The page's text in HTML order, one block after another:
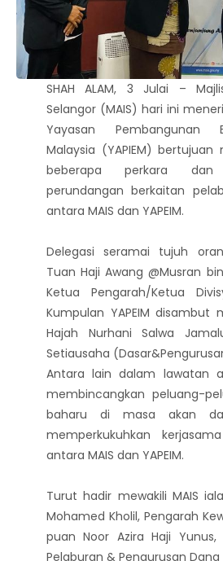
SHAH ALAM, 3 Julai –
Selangor (MAIS) hari ini
Yayasan Pembangunan
Malaysia (YAPIEM) bertujuan
beberapa perkara
perundangan berkaitan
antara MAIS dan YAPEIM.
Delegasi seramai tujuh
Tuan Haji Awang @Musran
Ketua Pengarah/Ketua
Kumpulan YAPEIM disambut
Hajah Nurhani Salwa
Setiausaha
Antara lain dalam lawatan
membincangkan peluang-
baharu di masa akan
memperkukuhkan
antara MAIS dan YAPEIM.
Turut hadir mewakili MAIS
Mohamed Kholil, Pengarah
puan Noor Azira Haji Yunus,
Pelaburan & Pengurusan Dana